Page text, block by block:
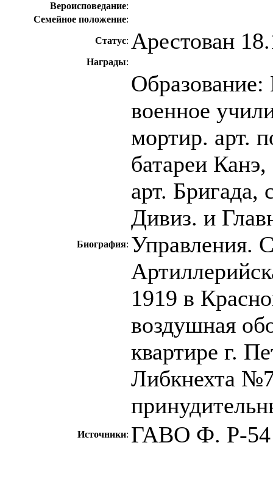
Вероисповедание:
Семейное положение:
Статус: Арестован
Награды:
Биография:
Образование:
военное
мортир. арт.
батареи
арт. Бригада,
Дивиз. и
Управления.
1919 в
воздушная
квартире г.
Либкнехта
Источники: ГАВО Ф. Р-54